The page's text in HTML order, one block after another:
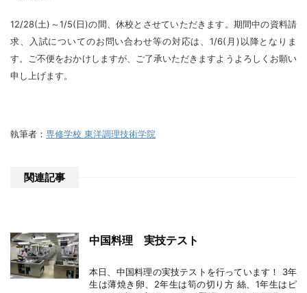
12/28(土)～1/5(日)の間、休校とさせていただきます。期間中の資料請
求、入試についてのお問い合わせ等の対応は、1/6(月)以降となりま
す。ご不便をおかけしますが、ご了承いただきますようよろしくお願い
申し上げます。
執筆者： 専修学校 東洋調理技術学院
関連記事
中国料理 実技テスト
本日、中国料理の実技テストを行っています！ 3年
生は薄焼き卵、2年生は筍の切り方 絲、1年生はピ